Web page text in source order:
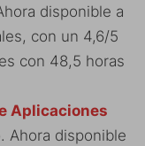
disponible a
con un 4,6/5
con 48,5 horas
Aplicaciones
Ahora disponible